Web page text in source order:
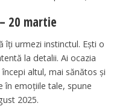
20 martie
îți urmezi instinctul. Ești o
la detalii. Ai ocazia
altul, mai sănătos și
în emoțiile tale, spune
2025.